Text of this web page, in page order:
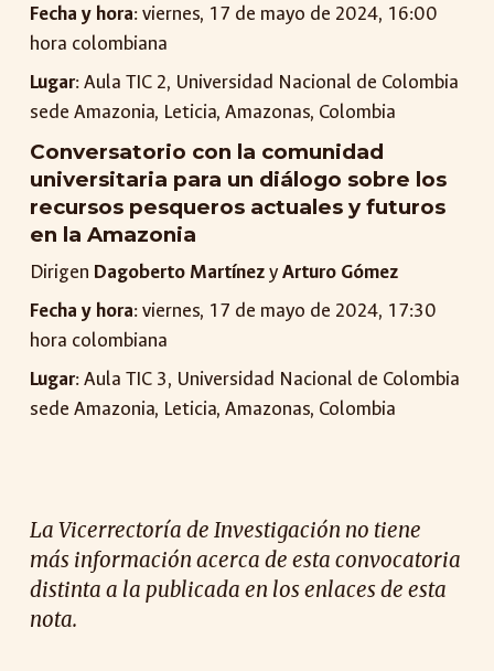
Fecha y hora: viernes, 17 de mayo de 2024, 16:00
hora colombiana
Lugar: Aula TIC 2, Universidad Nacional de Colombia
sede Amazonia, Leticia, Amazonas, Colombia
Conversatorio con la comunidad
universitaria para un diálogo sobre los
recursos pesqueros actuales y futuros
en la Amazonia
Dirigen Dagoberto MartínezyArturo Gómez
Fecha y hora: viernes, 17 de mayo de 2024, 17:30
hora colombiana
Lugar: Aula TIC 3, Universidad Nacional de Colombia
sede Amazonia, Leticia, Amazonas, Colombia
La Vicerrectoría de Investigación no tiene
más información acerca de esta convocatoria
distinta a la publicada en los enlaces de esta
nota.